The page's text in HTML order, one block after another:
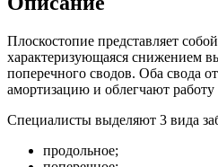
Плоскостопие представляет
характеризующаяся снижением
поперечного сводов. Оба свода
амортизацию и облегчают работу
Специалисты выделяют 3 вида
продольное;